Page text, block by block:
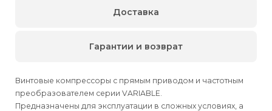
Винтовые компрессоры с прямым приводом и частотным
преобразователем серии VARIABLE.
Предназначены для эксплуатации в сложных условиях, а
Доставка
Гарантии и возврат